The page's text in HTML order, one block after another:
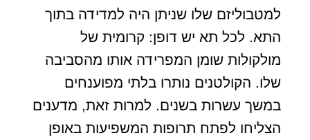
למטבוליזם שלו שניתן היה למדידה בתוך
התא. לכל תא יש דופן: קרומית של
מולקולות שומן המפרידה אותו מהסביבה
שלו. הקולטנים נותרו בלתי מפוענחים
במשך עשרות בשנים. למרות זאת, מדענים
הצליחו לפתח תרופות המשפיעות באופן